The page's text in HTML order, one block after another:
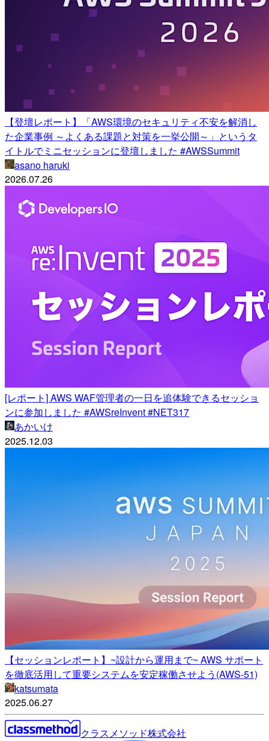
【登壇レポート】「AWS環境のセキュリティ不安を解消し
た企業事例 ～よくある課題と対策を一挙公開～」というタ
イトルでミニセッションに登壇しました #AWSSummit
asano haruki
2026.07.26
[レポート] AWS WAF管理者の一日を追体験できるセッショ
ンに参加しました #AWSreInvent #NET317
あかいけ
2025.12.03
【セッションレポート】~設計から運用まで~ AWS サポート
を徹底活用して重要システムを安定稼働させよう(AWS-51)
katsumata
2025.06.27
クラスメソッド株式会社